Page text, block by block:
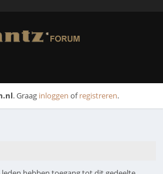
. Graag inloggen ofregistreren.